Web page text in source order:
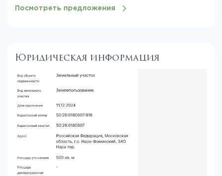
Посмотреть предложения
Юридическая информация